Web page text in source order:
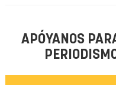
APÓYANOS